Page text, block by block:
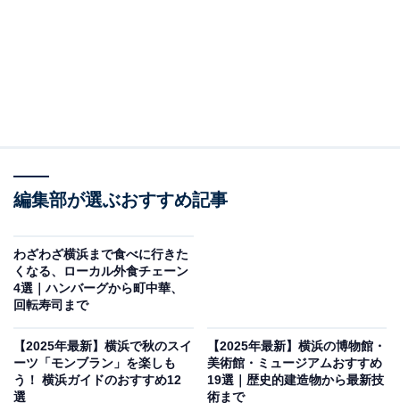
編集部が選ぶおすすめ記事
わざわざ横浜まで食べに行きた
くなる、ローカル外食チェーン
4選｜ハンバーグから町中華、
回転寿司まで
【2025年最新】横浜で秋のスイ
ーツ「モンブラン」を楽しも
う！ 横浜ガイドのおすすめ12
選
【2025年最新】横浜の博物館・
美術館・ミュージアムおすすめ
19選｜歴史的建造物から最新技
術まで